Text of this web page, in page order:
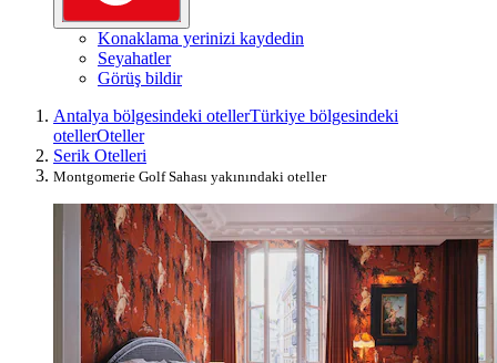
Konaklama yerinizi kaydedin
Seyahatler
Görüş bildir
Antalya bölgesindeki otellerTürkiye bölgesindeki
otellerOteller
Serik Otelleri
Montgomerie Golf Sahası yakınındaki oteller